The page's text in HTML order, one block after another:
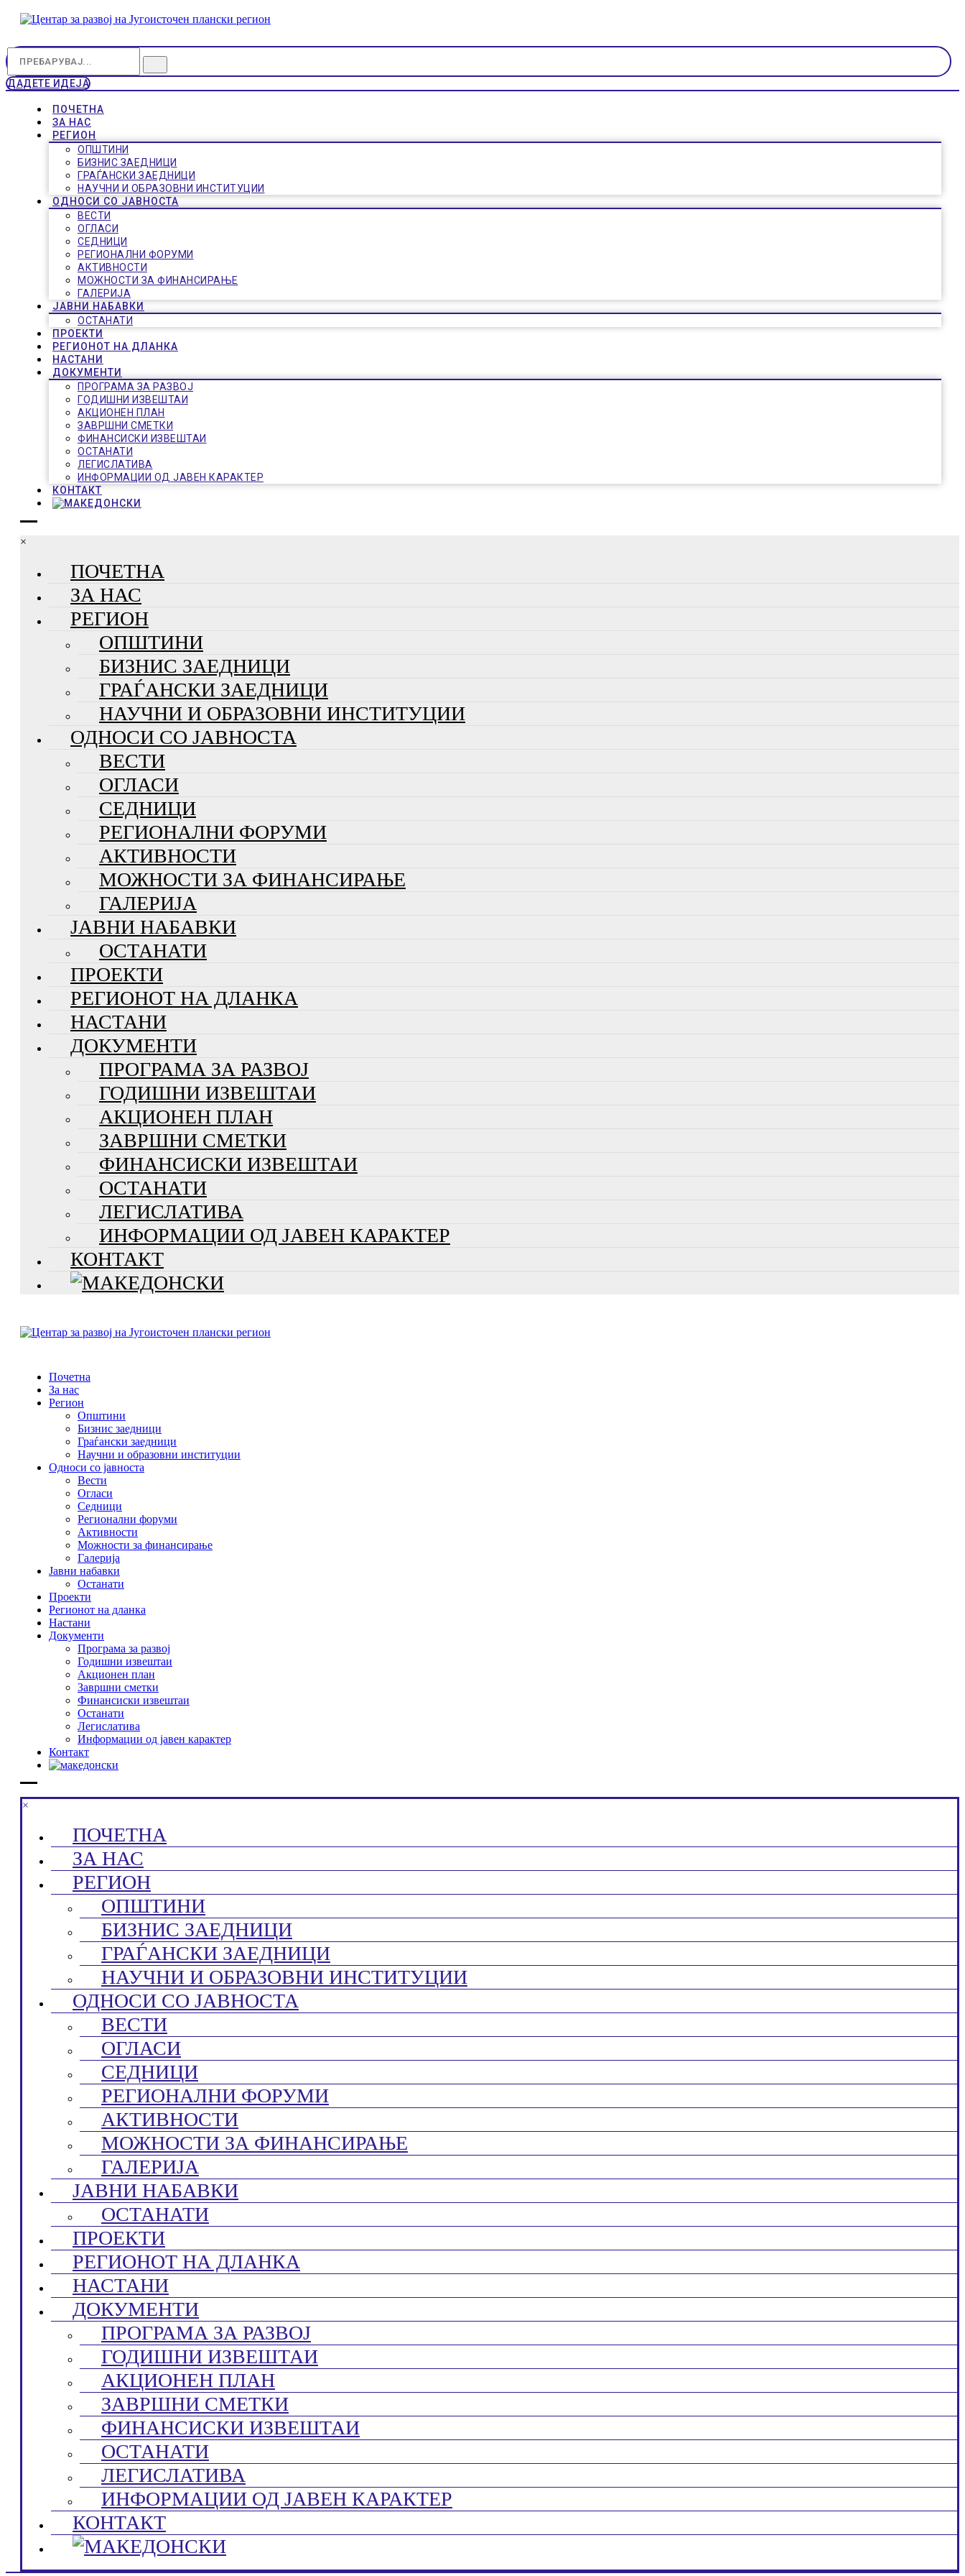
ДАДЕТЕ ИДЕЈА
ПОЧЕТНА
ЗА НАС
РЕГИОН
ОПШТИНИ
БИЗНИС ЗАЕДНИЦИ
ГРАЃАНСКИ ЗАЕДНИЦИ
НАУЧНИ И ОБРАЗОВНИ ИНСТИТУЦИИ
ОДНОСИ СО ЈАВНОСТА
ВЕСТИ
ОГЛАСИ
СЕДНИЦИ
РЕГИОНАЛНИ ФОРУМИ
АКТИВНОСТИ
МОЖНОСТИ ЗА ФИНАНСИРАЊЕ
ГАЛЕРИЈА
ЈАВНИ НАБАВКИ
ОСТАНАТИ
ПРОЕКТИ
РЕГИОНОТ НА ДЛАНКА
НАСТАНИ
ДОКУМЕНТИ
ПРОГРАМА ЗА РАЗВОЈ
ГОДИШНИ ИЗВЕШТАИ
АКЦИОНЕН ПЛАН
ЗАВРШНИ СМЕТКИ
ФИНАНСИСКИ ИЗВЕШТАИ
ОСТАНАТИ
ЛЕГИСЛАТИВА
ИНФОРМАЦИИ ОД ЈАВЕН КАРАКТЕР
КОНТАКТ
×
ПОЧЕТНА
ЗА НАС
РЕГИОН
ОПШТИНИ
БИЗНИС ЗАЕДНИЦИ
ГРАЃАНСКИ ЗАЕДНИЦИ
НАУЧНИ И ОБРАЗОВНИ ИНСТИТУЦИИ
ОДНОСИ СО ЈАВНОСТА
ВЕСТИ
ОГЛАСИ
СЕДНИЦИ
РЕГИОНАЛНИ ФОРУМИ
АКТИВНОСТИ
МОЖНОСТИ ЗА ФИНАНСИРАЊЕ
ГАЛЕРИЈА
ЈАВНИ НАБАВКИ
ОСТАНАТИ
ПРОЕКТИ
РЕГИОНОТ НА ДЛАНКА
НАСТАНИ
ДОКУМЕНТИ
ПРОГРАМА ЗА РАЗВОЈ
ГОДИШНИ ИЗВЕШТАИ
АКЦИОНЕН ПЛАН
ЗАВРШНИ СМЕТКИ
ФИНАНСИСКИ ИЗВЕШТАИ
ОСТАНАТИ
ЛЕГИСЛАТИВА
ИНФОРМАЦИИ ОД ЈАВЕН КАРАКТЕР
КОНТАКТ
Почетна
За нас
Регион
Општини
Бизнис заедници
Граѓански заедници
Научни и образовни институции
Односи со јавноста
Вести
Огласи
Седници
Регионални форуми
Активности
Можности за финансирање
Галерија
Јавни набавки
Останати
Проекти
Регионот на дланка
Настани
Документи
Програма за развој
Годишни извештаи
Акционен план
Завршни сметки
Финансиски извештаи
Останати
Легислатива
Информации од јавен карактер
Контакт
×
ПОЧЕТНА
ЗА НАС
РЕГИОН
ОПШТИНИ
БИЗНИС ЗАЕДНИЦИ
ГРАЃАНСКИ ЗАЕДНИЦИ
НАУЧНИ И ОБРАЗОВНИ ИНСТИТУЦИИ
ОДНОСИ СО ЈАВНОСТА
ВЕСТИ
ОГЛАСИ
СЕДНИЦИ
РЕГИОНАЛНИ ФОРУМИ
АКТИВНОСТИ
МОЖНОСТИ ЗА ФИНАНСИРАЊЕ
ГАЛЕРИЈА
ЈАВНИ НАБАВКИ
ОСТАНАТИ
ПРОЕКТИ
РЕГИОНОТ НА ДЛАНКА
НАСТАНИ
ДОКУМЕНТИ
ПРОГРАМА ЗА РАЗВОЈ
ГОДИШНИ ИЗВЕШТАИ
АКЦИОНЕН ПЛАН
ЗАВРШНИ СМЕТКИ
ФИНАНСИСКИ ИЗВЕШТАИ
ОСТАНАТИ
ЛЕГИСЛАТИВА
ИНФОРМАЦИИ ОД ЈАВЕН КАРАКТЕР
КОНТАКТ